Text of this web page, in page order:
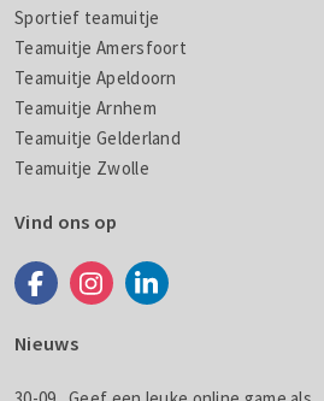
Sportief teamuitje
Teamuitje Amersfoort
Teamuitje Apeldoorn
Teamuitje Arnhem
Teamuitje Gelderland
Teamuitje Zwolle
Vind ons op
Nieuws